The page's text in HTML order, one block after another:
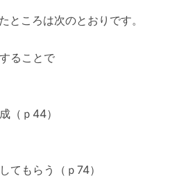
ころは次のとおりです。
ることで
（ｐ44）
てもらう（ｐ74）